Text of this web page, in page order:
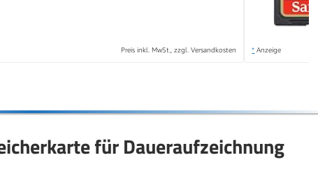
Preis inkl. MwSt., zzgl. Versandkosten * Anzeige
für Daueraufzeichnung